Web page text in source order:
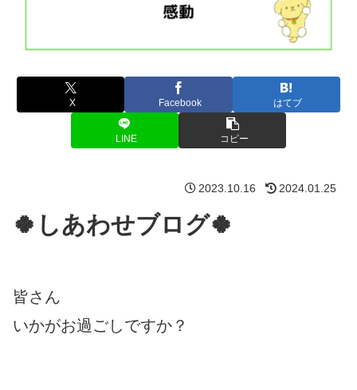
X Facebook はてブ
LINE コピー
2023.10.16 2024.01.25
🍀しあわせブログ🍀
皆さん
いかがお過ごしですか？